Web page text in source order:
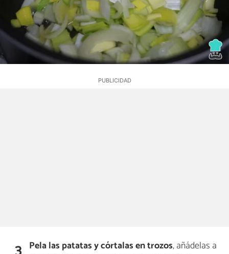
Pela las patatas y córtalas en trozos, añádelas a